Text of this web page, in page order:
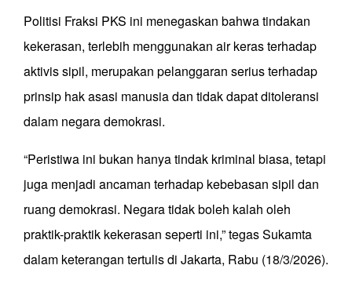
Politisi Fraksi PKS ini menegaskan bahwa tindakan
kekerasan, terlebih menggunakan air keras terhadap
aktivis sipil, merupakan pelanggaran serius terhadap
prinsip hak asasi manusia dan tidak dapat ditoleransi
dalam negara demokrasi.
“Peristiwa ini bukan hanya tindak kriminal biasa, tetapi
juga menjadi ancaman terhadap kebebasan sipil dan
ruang demokrasi. Negara tidak boleh kalah oleh
praktik-praktik kekerasan seperti ini,” tegas Sukamta
dalam keterangan tertulis di Jakarta, Rabu (18/3/2026).